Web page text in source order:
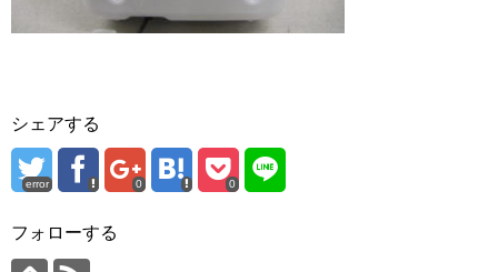
シェアする
error 0 0
フォローする